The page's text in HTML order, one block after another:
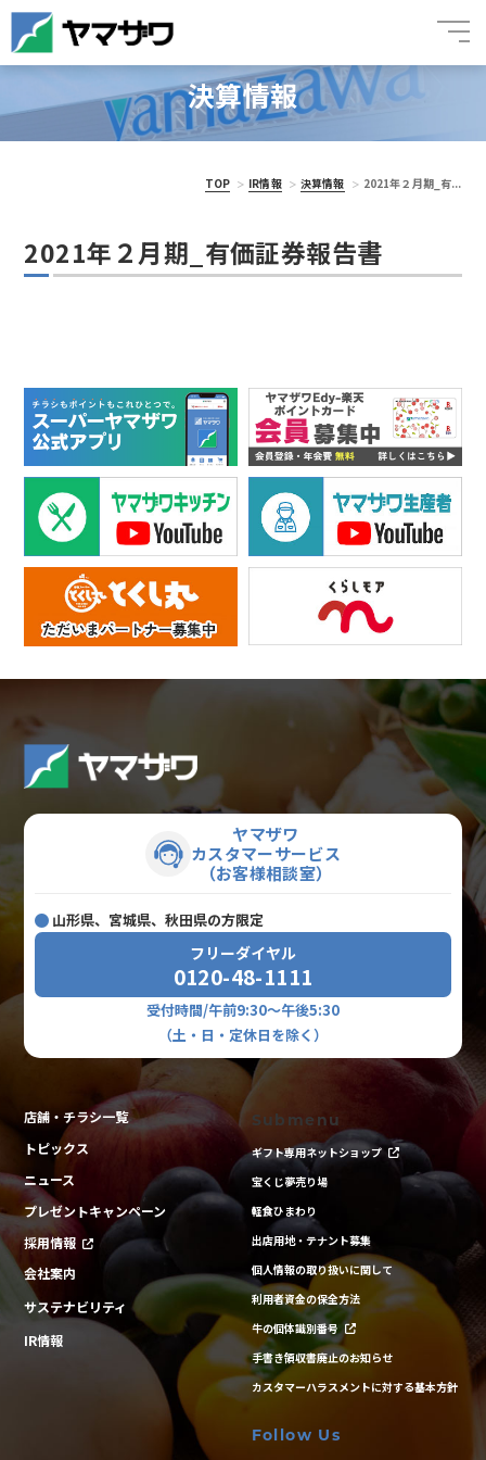
決算情報
TOP IR情報 決算情報 2021年２月期_有...
2021年２月期_有価証券報告書
ヤマザワ
カスタマーサービス
（お客様相談室）
山形県、宮城県、秋田県の方限定
フリーダイヤル
0120-48-1111
受付時間/午前9:30～午後5:30
（土・日・定休日を除く）
店舗・チラシ一覧
トピックス
ニュース
プレゼントキャンペーン
採用情報
会社案内
サステナビリティ
IR情報
Submenu
ギフト専用ネットショップ
宝くじ夢売り場
軽食ひまわり
出店用地・テナント募集
個人情報の取り扱いに関して
利用者資金の保全方法
牛の個体識別番号
手書き領収書廃止のお知らせ
カスタマーハラスメントに対する基本方針
Follow Us